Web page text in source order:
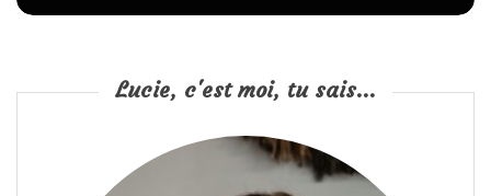
Lucie, c'est moi, tu sais...